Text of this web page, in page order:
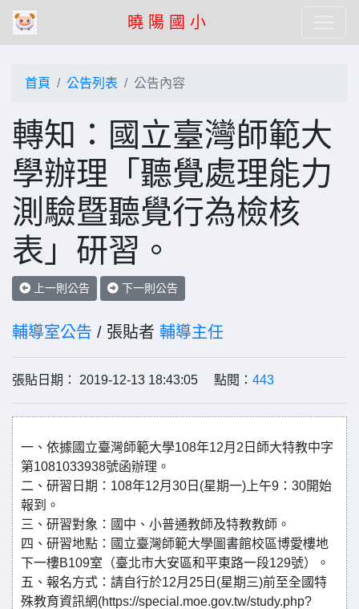
曉 陽 國 小
首頁 公告列表 公告內容
轉知：國立臺灣師範大
學辦理「聽覺處理能力
測驗暨聽覺行為檢核
表」研習。
上一則公告 下一則公告
輔導室公告 / 張貼者 輔導主任
張貼日期： 2019-12-13 18:43:05 點閱： 443
一、依據國立臺灣師範大學108年12月2日師大特教中字
第1081033938號函辦理。
二、研習日期：108年12月30日(星期一)上午9：30開始
報到。
三、研習對象：國中、小普通教師及特教教師。
四、研習地點：國立臺灣師範大學圖書館校區博愛樓地
下一樓B109室（臺北市大安區和平東路一段129號）。
五、報名方式：請自行於12月25日(星期三)前至全國特
殊教育資訊網(https://special.moe.gov.tw/study.php?